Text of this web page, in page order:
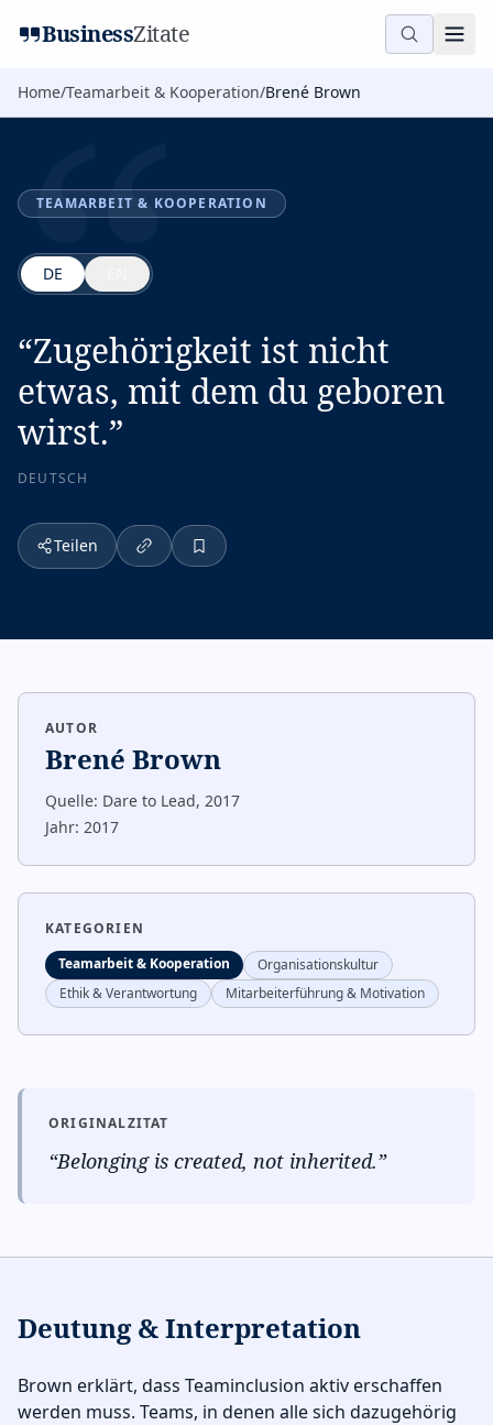
BusinessZitate
Home/Teamarbeit & Kooperation/Brené Brown
“
TEAMARBEIT & KOOPERATION
DE
“Zugehörigkeit ist nicht
etwas, mit dem du geboren
wirst.”
DEUTSCH
Teilen
AUTOR
Brené Brown
Quelle: Dare to Lead, 2017
Jahr: 2017
KATEGORIEN
Teamarbeit & Kooperation
Organisationskultur
Ethik & Verantwortung
Mitarbeiterführung & Motivation
ORIGINALZITAT
“Belonging is created, not inherited.”
Deutung & Interpretation
Brown erklärt, dass Teaminclusion aktiv erschaffen
werden muss. Teams, in denen alle sich dazugehörig